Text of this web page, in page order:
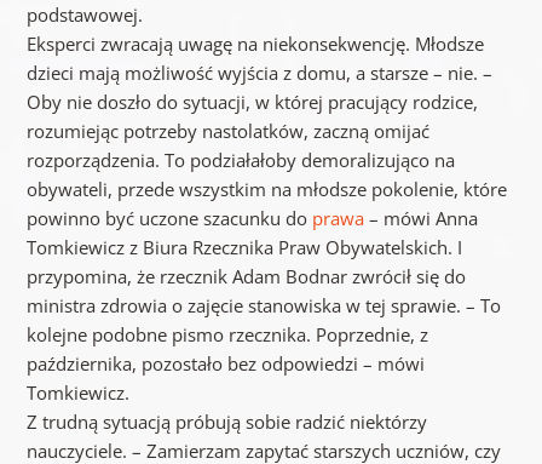
podstawowej.
Eksperci zwracają uwagę na niekonsekwencję. Młodsze
dzieci mają możliwość wyjścia z domu, a starsze – nie. –
Oby nie doszło do sytuacji, w której pracujący rodzice,
rozumiejąc potrzeby nastolatków, zaczną omijać
rozporządzenia. To podziałałoby demoralizująco na
obywateli, przede wszystkim na młodsze pokolenie, które
powinno być uczone szacunku do prawa– mówi Anna
Tomkiewicz z Biura Rzecznika Praw Obywatelskich. I
przypomina, że rzecznik Adam Bodnar zwrócił się do
ministra zdrowia o zajęcie stanowiska w tej sprawie. – To
kolejne podobne pismo rzecznika. Poprzednie, z
października, pozostało bez odpowiedzi – mówi
Tomkiewicz.
Z trudną sytuacją próbują sobie radzić niektórzy
nauczyciele. – Zamierzam zapytać starszych uczniów, czy